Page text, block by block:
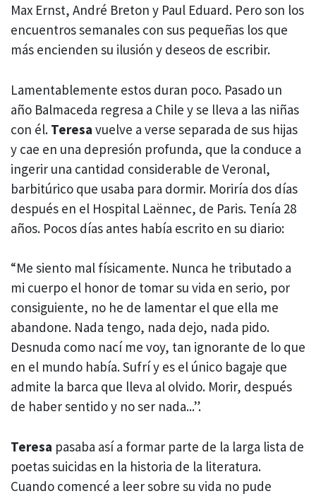
Max Ernst, André Breton y Paul Eduard. Pero son los
encuentros semanales con sus pequeñas los que
más encienden su ilusión y deseos de escribir.
Lamentablemente estos duran poco. Pasado un
año Balmaceda regresa a Chile y se lleva a las niñas
con él. Teresa vuelve a verse separada de sus hijas
y cae en una depresión profunda, que la conduce a
ingerir una cantidad considerable de Veronal,
barbitúrico que usaba para dormir. Moriría dos días
después en el Hospital Laënnec, de Paris. Tenía 28
años. Pocos días antes había escrito en su diario:
“Me siento mal físicamente. Nunca he tributado a
mi cuerpo el honor de tomar su vida en serio, por
consiguiente, no he de lamentar el que ella me
abandone. Nada tengo, nada dejo, nada pido.
Desnuda como nací me voy, tan ignorante de lo que
en el mundo había. Sufrí y es el único bagaje que
admite la barca que lleva al olvido. Morir, después
de haber sentido y no ser nada...”.
Teresa pasaba así a formar parte de la larga lista de
poetas suicidas en la historia de la literatura.
Cuando comencé a leer sobre su vida no pude